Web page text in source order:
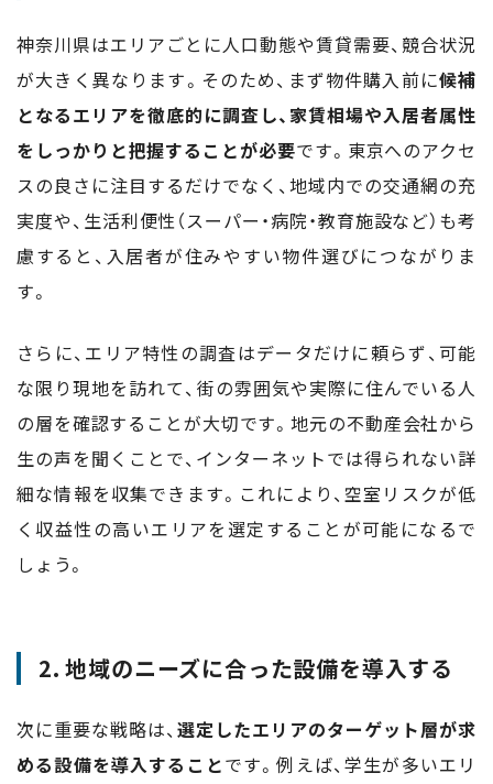
神奈川県はエリアごとに人口動態や賃貸需要、競合状況
が大きく異なります。そのため、まず物件購入前に候補
となるエリアを徹底的に調査し、家賃相場や入居者属性
をしっかりと把握することが必要です。東京へのアクセ
スの良さに注目するだけでなく、地域内での交通網の充
実度や、生活利便性（スーパー・病院・教育施設など）も考
慮すると、入居者が住みやすい物件選びにつながりま
す。
さらに、エリア特性の調査はデータだけに頼らず、可能
な限り現地を訪れて、街の雰囲気や実際に住んでいる人
の層を確認することが大切です。地元の不動産会社から
生の声を聞くことで、インターネットでは得られない詳
細な情報を収集できます。これにより、空室リスクが低
く収益性の高いエリアを選定することが可能になるで
しょう。
2. 地域のニーズに合った設備を導入する
次に重要な戦略は、選定したエリアのターゲット層が求
める設備を導入することです。例えば、学生が多いエリ